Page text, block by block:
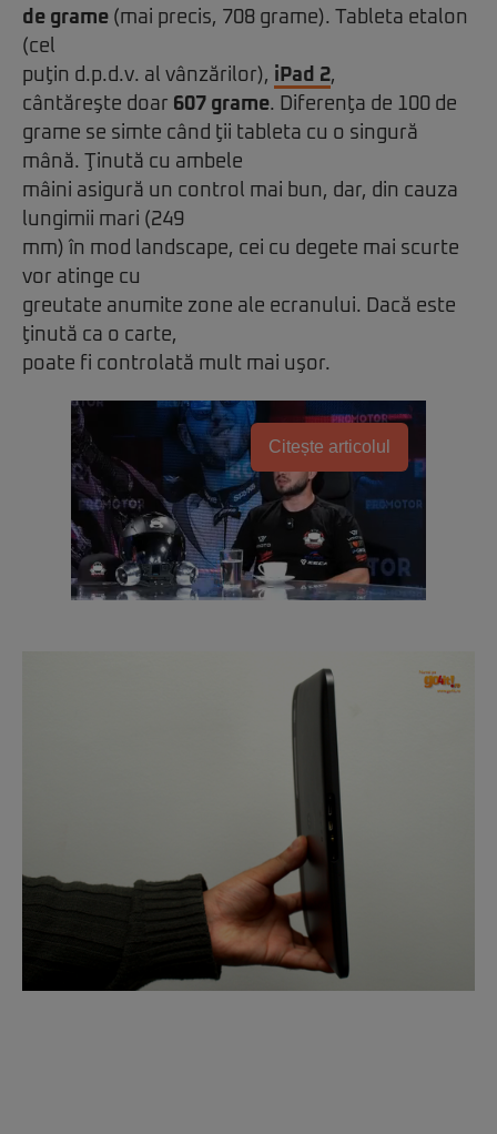
de grame (mai precis, 708 grame). Tableta etalon
(cel
puţin d.p.d.v. al vânzărilor), iPad 2,
cântăreşte doar 607 grame. Diferenţa de 100 de
grame se simte când ţii tableta cu o singură
mână. Ţinută cu ambele
mâini asigură un control mai bun, dar, din cauza
lungimii mari (249
mm) în mod landscape, cei cu degete mai scurte
vor atinge cu
greutate anumite zone ale ecranului. Dacă este
ţinută ca o carte,
poate fi controlată mult mai uşor.
Citește articolul